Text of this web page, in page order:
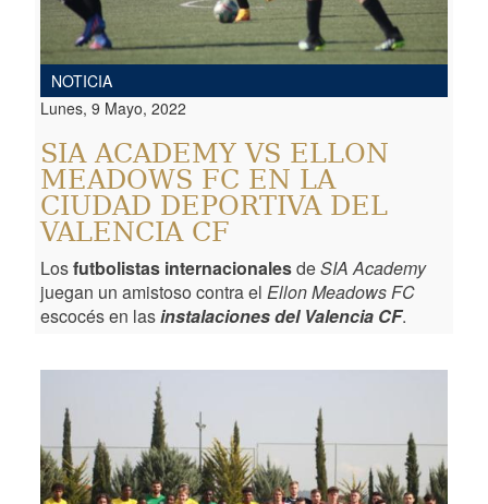
NOTICIA
Lunes, 9 Mayo, 2022
SIA ACADEMY VS ELLON
MEADOWS FC EN LA
CIUDAD DEPORTIVA DEL
VALENCIA CF
Losfutbolistas internacionalesdeSIA Academy
juegan un amistoso contra elEllon Meadows FC
escocés en lasinstalaciones del Valencia CF.